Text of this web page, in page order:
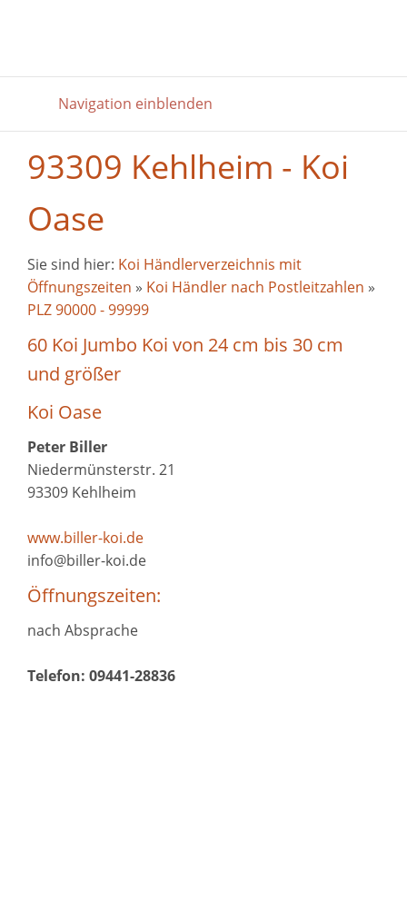
Navigation einblenden
93309 Kehlheim - Koi
Oase
Sie sind hier: Koi Händlerverzeichnis mit
Öffnungszeiten » Koi Händler nach Postleitzahlen »
PLZ 90000 - 99999
60 Koi Jumbo Koi von 24 cm bis 30 cm
und größer
Koi Oase
Peter Biller
Niedermünsterstr. 21
93309 Kehlheim
www.biller-koi.de
info@biller-koi.de
Öffnungszeiten:
nach Absprache
Telefon: 09441-28836